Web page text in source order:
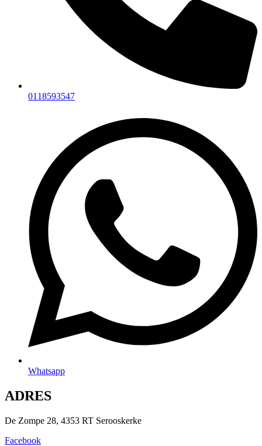
0118593547
Whatsapp
ADRES
De Zompe 28, 4353 RT Serooskerke
Facebook